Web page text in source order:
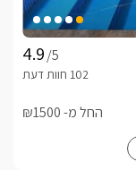
/5
החל מ- ₪1500